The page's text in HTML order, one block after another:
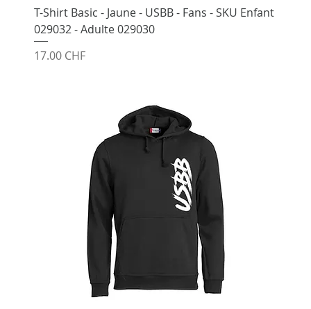
T-Shirt Basic - Jaune - USBB - Fans - SKU Enfant
029032 - Adulte 029030
Prix
17.00 CHF